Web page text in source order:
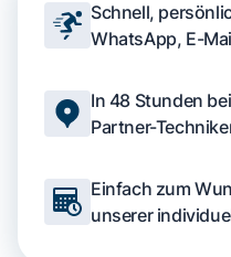
Schnell,
WhatsApp, E-
In 48 Stunden
Partner-
Einfach zum
unserer